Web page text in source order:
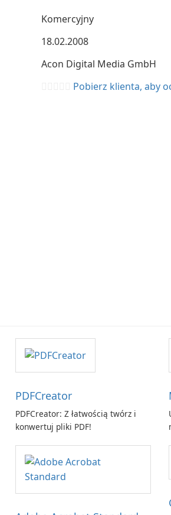
Komercyjny
18.02.2008
Acon Digital Media GmbH
Pobierz klienta, aby
PDFCreator
PDFCreator: Z łatwością twórz i
konwertuj pliki PDF!